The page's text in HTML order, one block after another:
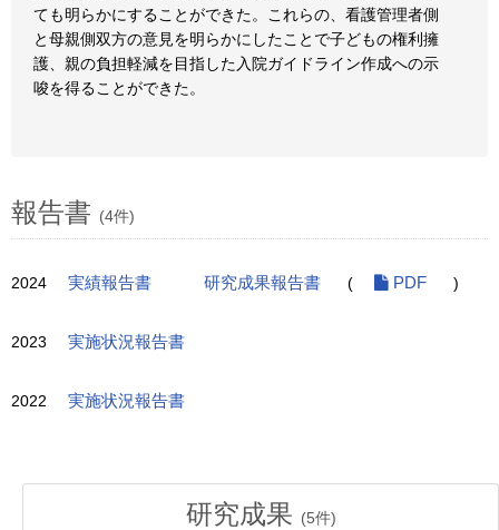
ても明らかにすることができた。これらの、看護管理者側
と母親側双方の意見を明らかにしたことで子どもの権利擁
護、親の負担軽減を目指した入院ガイドライン作成への示
唆を得ることができた。
報告書 (4件)
2024 実績報告書 研究成果報告書 ( PDF )
2023 実施状況報告書
2022 実施状況報告書
研究成果 (5件)